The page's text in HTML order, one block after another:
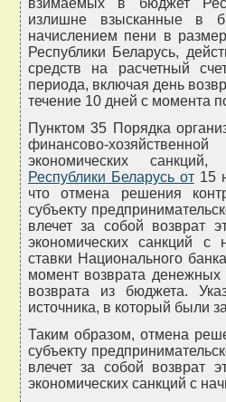
взимаемых в бюджет
излишне взысканные в
начислением пени в
Республики Беларусь,
средств на расчетный
периода, включая день
течение 10 дней с момента
Пунктом 35 Порядка
финансово-
экономических
Республики Беларусь от15
что отмена решения
субъекту
влечет за собой возврат
экономических санкций
ставки Национального
момент возврата
возврата из бюджета.
источника, в который были
Таким образом, отмена
субъекту
влечет за собой возврат
экономических санкций с